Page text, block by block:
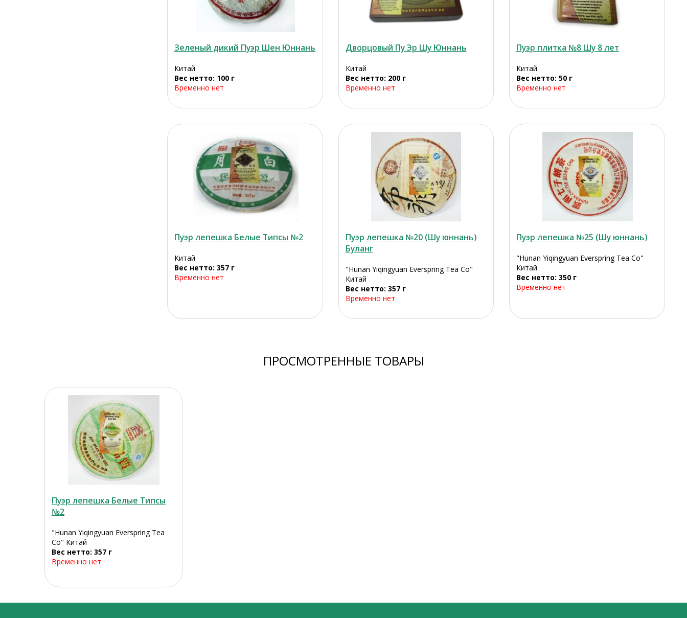
Зеленый дикий Пуэр Шен Юннань
Китай
Вес нетто: 100 г
Временно нет
Дворцовый Пу Эр Шу Юннань
Китай
Вес нетто: 200 г
Временно нет
Пуэр плитка №8 Шу 8 лет
Китай
Вес нетто: 50 г
Временно нет
Пуэр лепешка Белые Типсы №2
Китай
Вес нетто: 357 г
Временно нет
Пуэр лепешка №20 (Шу юннань)
Буланг
"Hunan Yiqingyuan Everspring Tea Co"
Китай
Вес нетто: 357 г
Временно нет
Пуэр лепешка №25 (Шу юннань)
"Hunan Yiqingyuan Everspring Tea Co"
Китай
Вес нетто: 350 г
Временно нет
ПРОСМОТРЕННЫЕ ТОВАРЫ
Пуэр лепешка Белые Типсы
№2
"Hunan Yiqingyuan Everspring Tea
Co" Китай
Вес нетто: 357 г
Временно нет